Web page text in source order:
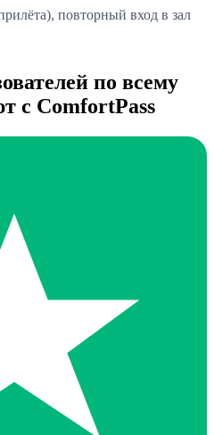
повторный вход в зал
по всему
с ComfortPass